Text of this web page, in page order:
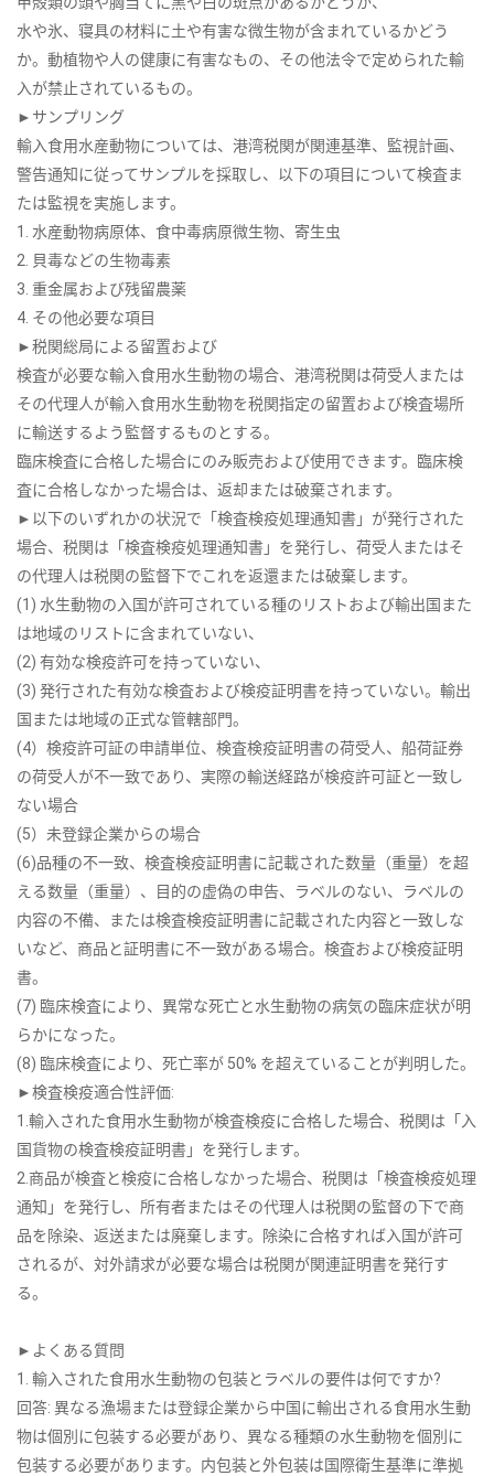
水や氷、寝具の材料に土や有害な微生物が含まれているかどう
か。動植物や人の健康に有害なもの、その他法令で定められた輸
入が禁止されているもの。
►サンプリング
輸入食用水産動物については、港湾税関が関連基準、監視計画、
警告通知に従ってサンプルを採取し、以下の項目について検査ま
たは監視を実施します。
1. 水産動物病原体、食中毒病原微生物、寄生虫
2. 貝毒などの生物毒素
3. 重金属および残留農薬
4. その他必要な項目
►税関総局による留置および
検査が必要な輸入食用水生動物の場合、港湾税関は荷受人または
その代理人が輸入食用水生動物を税関指定の留置および検査場所
に輸送するよう監督するものとする。
臨床検査に合格した場合にのみ販売および使用できます。臨床検
査に合格しなかった場合は、返却または破棄されます。
►以下のいずれかの状況で「検査検疫処理通知書」が発行された
場合、税関は「検査検疫処理通知書」を発行し、荷受人またはそ
の代理人は税関の監督下でこれを返還または破棄します。
(1) 水生動物の入国が許可されている種のリストおよび輸出国また
は地域のリストに含まれていない、
(2) 有効な検疫許可を持っていない、
(3) 発行された有効な検査および検疫証明書を持っていない。輸出
国または地域の正式な管轄部門。
(4）検疫許可証の申請単位、検査検疫証明書の荷受人、船荷証券
の荷受人が不一致であり、実際の輸送経路が検疫許可証と一致し
ない場合
(5）未登録企業からの場合
(6)品種の不一致、検査検疫証明書に記載された数量（重量）を超
える数量（重量）、目的の虚偽の申告、ラベルのない、ラベルの
内容の不備、または検査検疫証明書に記載された内容と一致しな
いなど、商品と証明書に不一致がある場合。検査および検疫証明
書。
(7) 臨床検査により、異常な死亡と水生動物の病気の臨床症状が明
らかになった。
(8) 臨床検査により、死亡率が 50% を超えていることが判明した。
►検査検疫適合性評価:
1.輸入された食用水生動物が検査検疫に合格した場合、税関は「入
国貨物の検査検疫証明書」を発行します。
2.商品が検査と検疫に合格しなかった場合、税関は「検査検疫処理
通知」を発行し、所有者またはその代理人は税関の監督の下で商
品を除染、返送または廃棄します。除染に合格すれば入国が許可
されるが、対外請求が必要な場合は税関が関連証明書を発行す
る。
►よくある質問
1. 輸入された食用水生動物の包装とラベルの要件は何ですか?
回答: 異なる漁場または登録企業から中国に輸出される食用水生動
物は個別に包装する必要があり、異なる種類の水生動物を個別に
包装する必要があります。内包装と外包装は国際衛生基準に準拠